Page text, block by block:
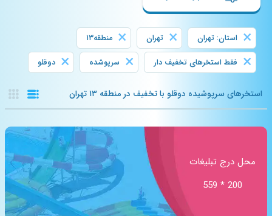
× استان: تهران × تهران × منطقه۱۳
× فقط استخرهای تخفیف دار × سرپوشده × دوقلو
استخرهای سرپوشیده دوقلو با تخفیف در منطقه ۱۳ تهران
محل درج تبلیغات
200 * 559